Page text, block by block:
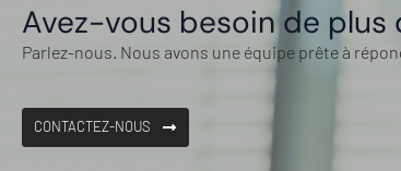
Avez-vous besoin de plus
Parlez-nous. Nous avons une équipe prête à
CONTACTEZ-NOUS